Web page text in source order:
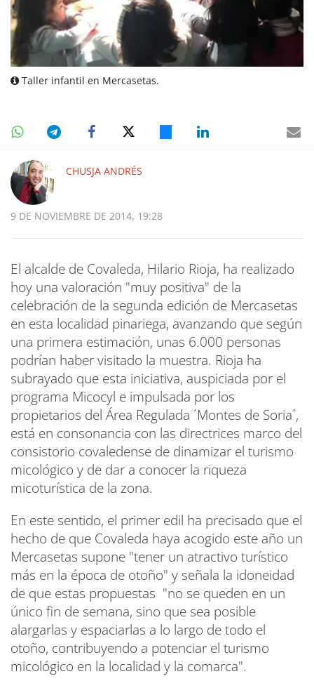
Taller infantil en Mercasetas.
CHUSJA ANDRÉS
9 DE NOVIEMBRE DE 2014, 19:28
El alcalde de Covaleda, Hilario Rioja, ha realizado
hoy una valoración "muy positiva" de la
celebración de la segunda edición de Mercasetas
en esta localidad pinariega, avanzando que según
una primera estimación, unas 6.000 personas
podrían haber visitado la muestra. Rioja ha
subrayado que esta iniciativa, auspiciada por el
programa Micocyl e impulsada por los
propietarios del Área Regulada ´Montes de Soria´,
está en consonancia con las directrices marco del
consistorio covaledense de dinamizar el turismo
micológico y de dar a conocer la riqueza
micoturística de la zona.
En este sentido, el primer edil ha precisado que el
hecho de que Covaleda haya acogido este año un
Mercasetas supone "tener un atractivo turístico
más en la época de otoño" y señala la idoneidad
de que estas propuestas "no se queden en un
único fin de semana, sino que sea posible
alargarlas y espaciarlas a lo largo de todo el
otoño, contribuyendo a potenciar el turismo
micológico en la localidad y la comarca".